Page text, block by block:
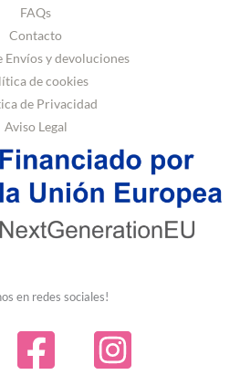
FAQs
Contacto
Envíos y devoluciones
de cookies
de Privacidad
Aviso Legal
en redes sociales!